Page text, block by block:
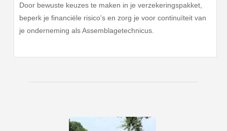
Door bewuste keuzes te maken in je verzekeringspakket,
beperk je financiële risico's en zorg je voor continuïteit van
je onderneming als Assemblagetechnicus.